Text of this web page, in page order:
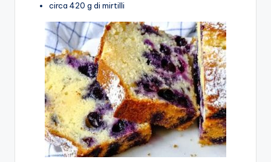
circa 420 g di mirtilli